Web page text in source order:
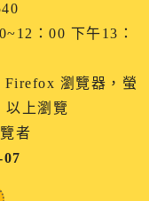
：00 下午13：
Firefox 瀏覽器，螢
以上瀏覽
者
07